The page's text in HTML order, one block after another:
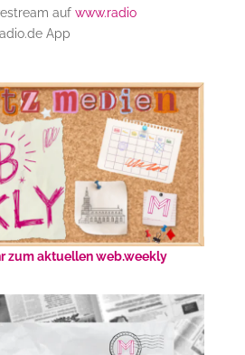
auf www.radio
App
zum aktuellen web.weekly